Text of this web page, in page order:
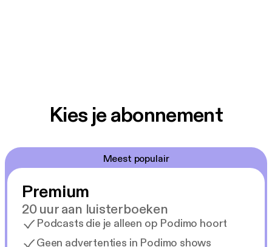
Kies je abonnement
Meest populair
Premium
20 uur aan luisterboeken
Podcasts die je alleen op Podimo hoort
Geen advertenties in Podimo shows